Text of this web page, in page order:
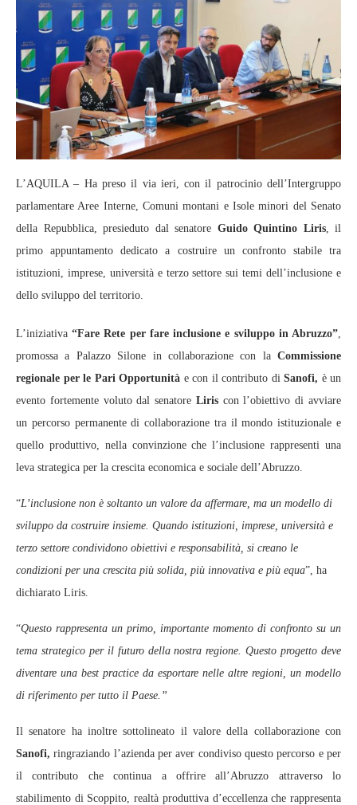
L’AQUILA – Ha preso il via ieri, con il patrocinio dell’Intergruppo
parlamentare Aree Interne, Comuni montani e Isole minori del Senato
della Repubblica, presieduto dal senatore Guido Quintino Liris, il
primo appuntamento dedicato a costruire un confronto stabile tra
istituzioni, imprese, università e terzo settore sui temi dell’inclusione e
dello sviluppo del territorio.
L’iniziativa“Fare Rete per fare inclusione e sviluppo in Abruzzo”
promossa a Palazzo Silone in collaborazione con la Commissione
regionale per le Pari Opportunità e con il contributo di Sanofi, è un
evento fortemente voluto dal senatore Liriscon l’obiettivo di avviare
un percorso permanente di collaborazione tra il mondo istituzionale e
quello produttivo, nella convinzione che l’inclusione rappresenti una
leva strategica per la crescita economica e sociale dell’Abruzzo.
“L’inclusione non è soltanto un valore da affermare, ma un modello di
sviluppo da costruire insieme. Quando istituzioni, imprese, università e
terzo settore condividono obiettivi e responsabilità, si creano le
condizioni per una crescita più solida, più innovativa e più equa”, ha
dichiarato Liris.
“Questo rappresenta un primo, importante momento di confronto su un
tema strategico per il futuro della nostra regione. Questo progetto deve
diventare una best practice da esportare nelle altre regioni, un modello
di riferimento per tutto il Paese.”
Il senatore ha inoltre sottolineato il valore della collaborazione con
Sanofi, ringraziando l’azienda per aver condiviso questo percorso e per
il contributo che continua a offrire all’Abruzzo attraverso lo
stabilimento di Scoppito, realtà produttiva d’eccellenza che rappresenta